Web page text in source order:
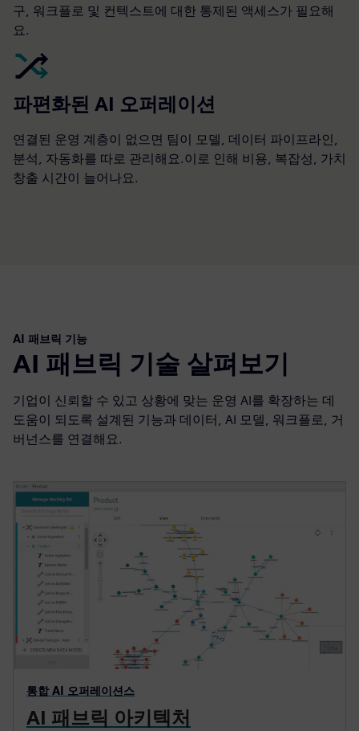
구, 워크플로 및 컨텍스트에 대한 통제된 액세스가 필요해
요.
파편화된 AI 오퍼레이션
연결된 운영 계층이 없으면 팀이 모델, 데이터 파이프라인,
분석, 자동화를 따로 관리해요.이로 인해 비용, 복잡성, 가치
창출 시간이 늘어나요.
AI 패브릭 기능
AI 패브릭 기술 살펴보기
기업이 신뢰할 수 있고 상황에 맞는 운영 AI를 확장하는 데
도움이 되도록 설계된 기능과 데이터, AI 모델, 워크플로, 거
버넌스를 연결해요.
통합 AI 오퍼레이션스
AI 패브릭 아키텍처